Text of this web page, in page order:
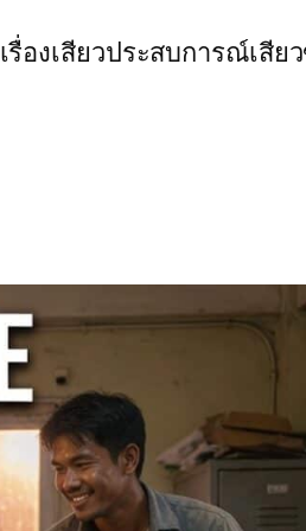
เรื่องเสียวประสบการณ์เสียว